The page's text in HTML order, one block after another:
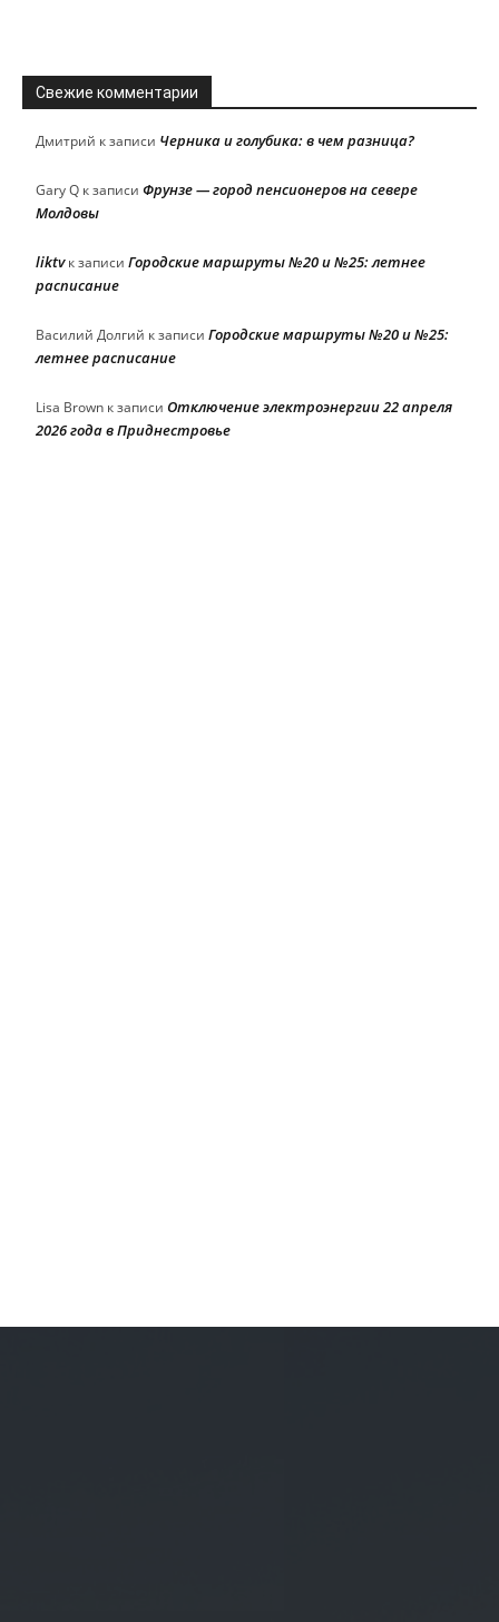
Свежие комментарии
Дмитрий к записи Черника и голубика: в чем разница?
Gary Q к записи Фрунзе — город пенсионеров на севере
Молдовы
liktvк записи Городские маршруты №20 и №25: летнее
расписание
Василий Долгий к записи Городские маршруты №20 и №25:
летнее расписание
Lisa Brown к записи Отключение электроэнергии 22 апреля
2026 года в Приднестровье